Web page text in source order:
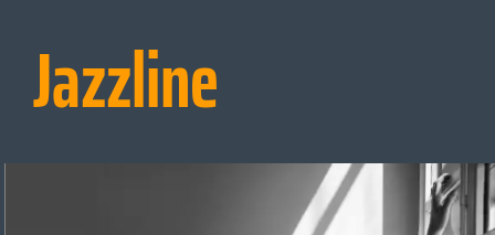
Jazzline